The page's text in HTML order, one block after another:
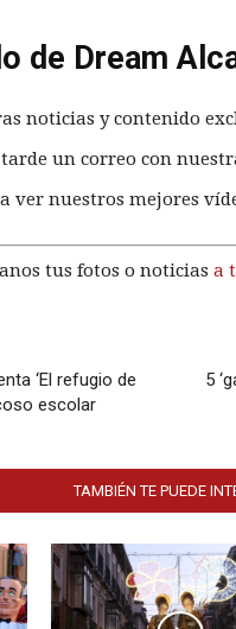
de Dream
noticias y contenido
tarde un correo con
ver nuestros mejores
tus fotos o noticias a
‘El refugio de
escolar
5
TAMBIÉN TE PUEDE